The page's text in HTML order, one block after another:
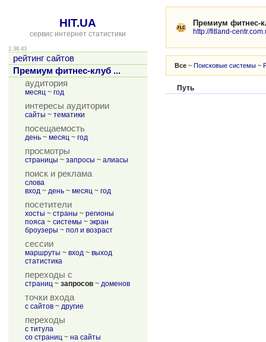
HIT.UA
сервис интернет статистики
1:38:43
рейтинг сайтов
Премиум фитнес-клуб ...
аудитория
месяц ~ год
интересы аудитории
сайты ~ тематики
посещаемость
день ~ месяц ~ год
просмотры
страницы ~ запросы ~ алиасы
поиск и реклама
слова
вход ~ день ~ месяц ~ год
посетители
хосты ~ страны ~ регионы
пояса ~ системы ~ экран
броузеры ~ пол и возраст
сессии
маршруты ~ вход ~ выход
статистика
переходы с
страниц ~ запросов ~ доменов
точки входа
с сайтов ~ другие
переходы
с титула
со страниц ~ на сайты
Премиум фитнес-
http://fitland-
Все ~ Поисковые системы ~
Путь